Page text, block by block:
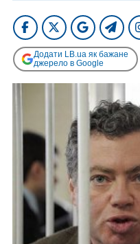
Додати LB.ua як бажане
джерело в Google